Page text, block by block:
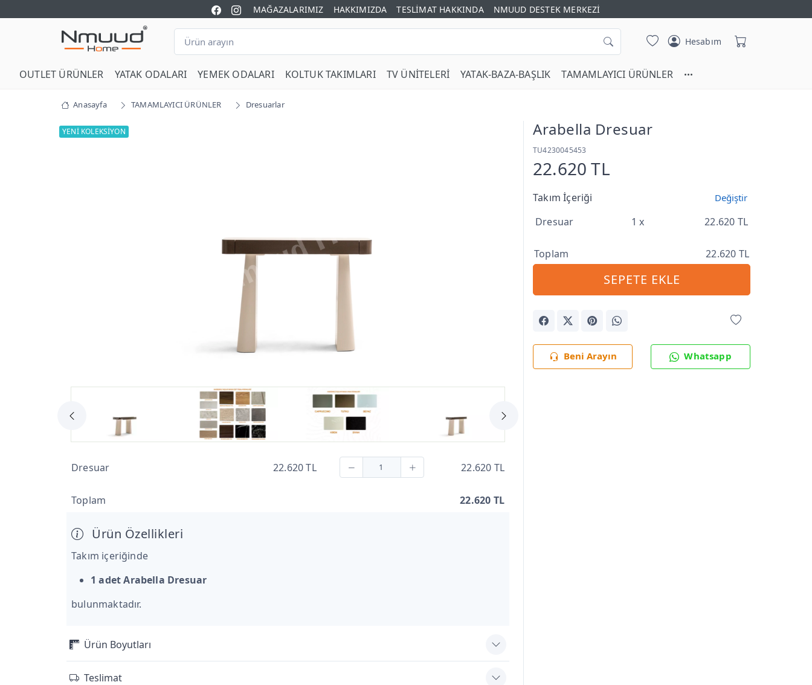
MAĞAZALARIMIZ HAKKIMIZDA TESLİMAT HAKKINDA NMUUD DESTEK MERKEZİ
Hesabım
OUTLET ÜRÜNLER YATAK ODALARI YEMEK ODALARI KOLTUK TAKIMLARI TV ÜNİTELERİ YATAK-BAZA-BAŞLIK TAMAMLAYICI ÜRÜNLER
Anasayfa TAMAMLAYICI ÜRÜNLER Dresuarlar
YENİ KOLEKSİYON Arabella Dresuar
TU4230045453
22.620 TL
Takım İçeriği Değiştir
Dresuar 1 x 22.620 TL
Toplam 22.620 TL
SEPETE EKLE
Beni Arayın Whatsapp
Dresuar 22.620 TL 22.620 TL
Toplam 22.620 TL
Ürün Özellikleri
Takım içeriğinde
1 adet Arabella Dresuar
bulunmaktadır.
Ürün Boyutları
Teslimat